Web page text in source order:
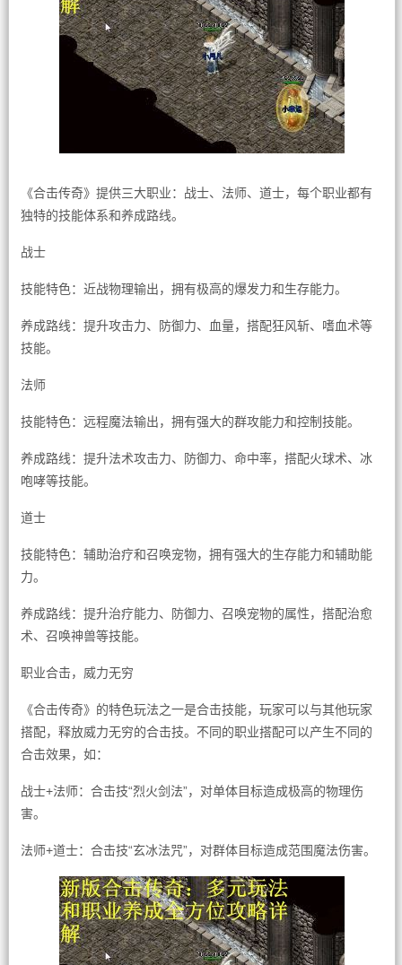
《合击传奇》提供三大职业：战士、法师、道士，每个职业都有
独特的技能体系和养成路线。
战士
技能特色：近战物理输出，拥有极高的爆发力和生存能力。
养成路线：提升攻击力、防御力、血量，搭配狂风斩、嗜血术等
技能。
法师
技能特色：远程魔法输出，拥有强大的群攻能力和控制技能。
养成路线：提升法术攻击力、防御力、命中率，搭配火球术、冰
咆哮等技能。
道士
技能特色：辅助治疗和召唤宠物，拥有强大的生存能力和辅助能
力。
养成路线：提升治疗能力、防御力、召唤宠物的属性，搭配治愈
术、召唤神兽等技能。
职业合击，威力无穷
《合击传奇》的特色玩法之一是合击技能，玩家可以与其他玩家
搭配，释放威力无穷的合击技。不同的职业搭配可以产生不同的
合击效果，如：
战士+法师：合击技“烈火剑法”，对单体目标造成极高的物理伤
害。
法师+道士：合击技“玄冰法咒”，对群体目标造成范围魔法伤害。